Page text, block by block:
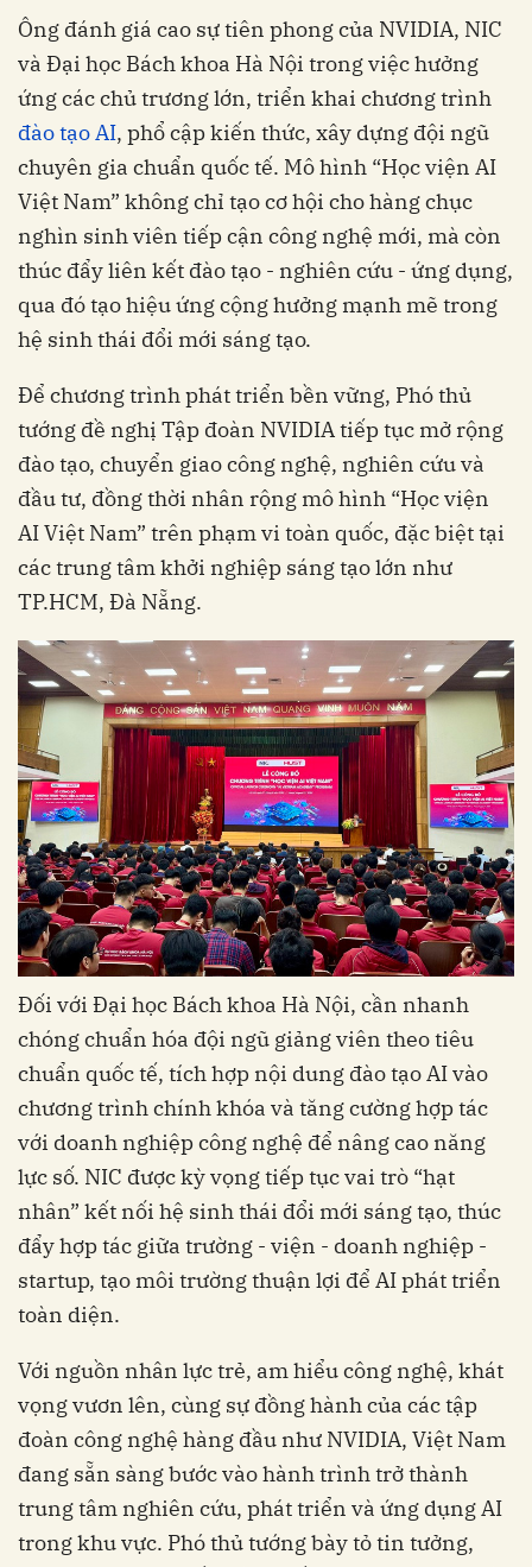
Ông đánh giá cao sự tiên phong của NVIDIA, NIC
và Đại học Bách khoa Hà Nội trong việc hưởng
ứng các chủ trương lớn, triển khai chương trình
đào tạo AI, phổ cập kiến thức, xây dựng đội ngũ
chuyên gia chuẩn quốc tế. Mô hình “Học viện AI
Việt Nam” không chỉ tạo cơ hội cho hàng chục
nghìn sinh viên tiếp cận công nghệ mới, mà còn
thúc đẩy liên kết đào tạo - nghiên cứu - ứng dụng,
qua đó tạo hiệu ứng cộng hưởng mạnh mẽ trong
hệ sinh thái đổi mới sáng tạo.
Để chương trình phát triển bền vững, Phó thủ
tướng đề nghị Tập đoàn NVIDIA tiếp tục mở rộng
đào tạo, chuyển giao công nghệ, nghiên cứu và
đầu tư, đồng thời nhân rộng mô hình “Học viện
AI Việt Nam” trên phạm vi toàn quốc, đặc biệt tại
các trung tâm khởi nghiệp sáng tạo lớn như
TP.HCM, Đà Nẵng.
Đối với Đại học Bách khoa Hà Nội, cần nhanh
chóng chuẩn hóa đội ngũ giảng viên theo tiêu
chuẩn quốc tế, tích hợp nội dung đào tạo AI vào
chương trình chính khóa và tăng cường hợp tác
với doanh nghiệp công nghệ để nâng cao năng
lực số. NIC được kỳ vọng tiếp tục vai trò “hạt
nhân” kết nối hệ sinh thái đổi mới sáng tạo, thúc
đẩy hợp tác giữa trường - viện - doanh nghiệp -
startup, tạo môi trường thuận lợi để AI phát triển
toàn diện.
Với nguồn nhân lực trẻ, am hiểu công nghệ, khát
vọng vươn lên, cùng sự đồng hành của các tập
đoàn công nghệ hàng đầu như NVIDIA, Việt Nam
đang sẵn sàng bước vào hành trình trở thành
trung tâm nghiên cứu, phát triển và ứng dụng AI
trong khu vực. Phó thủ tướng bày tỏ tin tưởng,